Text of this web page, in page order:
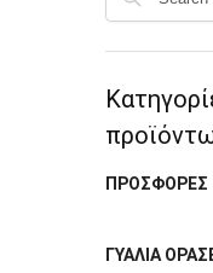
ΠΡΟΣΦΟΡΕΣ
ΓΥΑΛΙΑ